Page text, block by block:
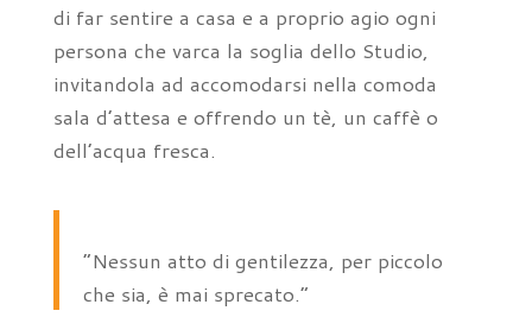
di far sentire a casa e a proprio agio ogni
persona che varca la soglia dello Studio,
invitandola ad accomodarsi nella comoda
sala d’attesa e offrendo un tè, un caffè o
dell’acqua fresca.
“Nessun atto di gentilezza, per piccolo
che sia, è mai sprecato.”